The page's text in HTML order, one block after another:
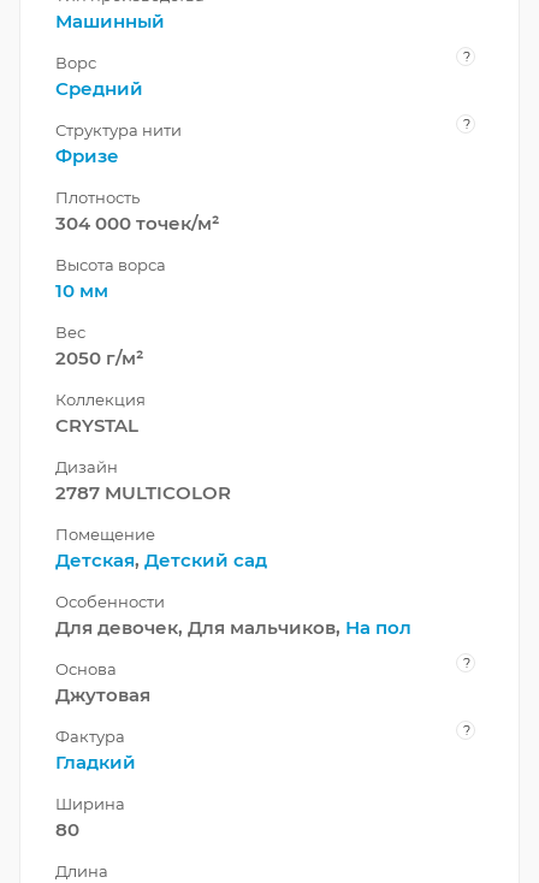
Машинный
Ворс ?
Средний
Структура нити ?
Фризе
Плотность
304 000 точек/м²
Высота ворса
10 мм
Вес
2050 г/м²
Коллекция
CRYSTAL
Дизайн
2787 MULTICOLOR
Помещение
Детская, Детский сад
Особенности
Для девочек, Для мальчиков, На пол
Основа ?
Джутовая
Фактура ?
Гладкий
Ширина
80
Длина